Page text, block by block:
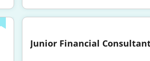
Junior Financial